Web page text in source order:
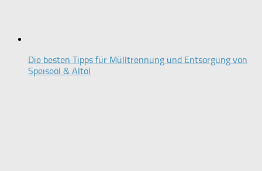
Die besten Tipps für Mülltrennung und Entsorgung von
Speiseöl & Altöl